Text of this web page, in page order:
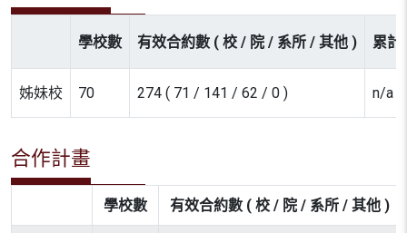
學校數 有效合約數 ( 校 / 院 / 系所 / 其他 ) 累計
姊妹校 70 274 ( 71 / 141 / 62 / 0 ) n/a
合作計畫
學校數 有效合約數 ( 校 / 院 / 系所 / 其他 )